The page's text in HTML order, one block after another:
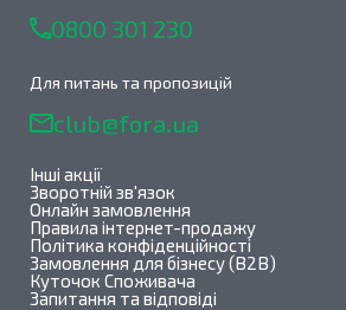
0800 301 230
Для питань та пропозицій
club@fora.ua
Інші акції
Зворотній зв'язок
Онлайн замовлення
Правила інтернет-продажу
Політика конфіденційності
Замовлення для бізнесу (B2B)
Куточок Споживача
Запитання та відповіді